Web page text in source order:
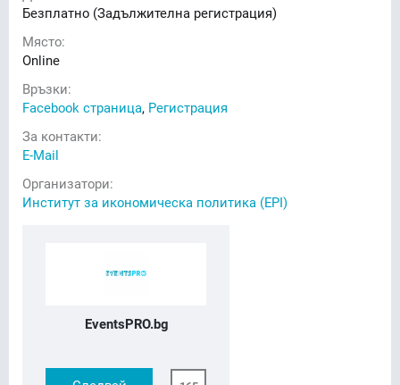
Безплатно (Задължителна регистрация)
Място:
Online
Връзки:
Facebook страница, Регистрация
За контакти:
E-Mail
Организатори:
Институт за икономическа политика (EPI)
EventsPRO.bg